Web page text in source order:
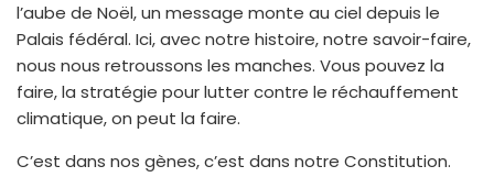
l’aube de Noël, un message monte au ciel depuis le
Palais fédéral. Ici, avec notre histoire, notre savoir-faire,
nous nous retroussons les manches. Vous pouvez la
faire, la stratégie pour lutter contre le réchauffement
climatique, on peut la faire.
C’est dans nos gènes, c’est dans notre Constitution.